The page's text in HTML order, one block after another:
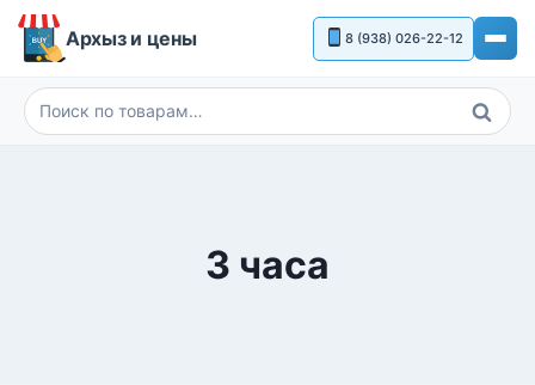
Перейти
Архыз и цены 8 (938) 026-22-12
Искать:
Поиск
3 часа